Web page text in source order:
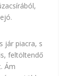
jár piacra, s
feltöltendő
Ám